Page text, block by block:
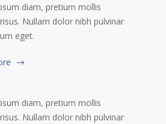
diam, pretium mollis
Nullam dolor nibh pulvinar
eget.
diam, pretium mollis
Nullam dolor nibh pulvinar